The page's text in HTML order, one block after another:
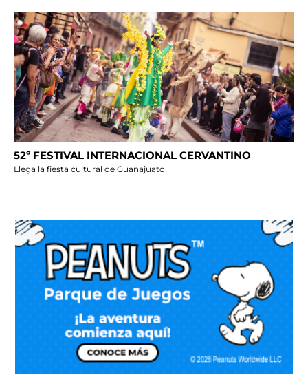
52º FESTIVAL INTERNACIONAL CERVANTINO
Llega la fiesta cultural de Guanajuato